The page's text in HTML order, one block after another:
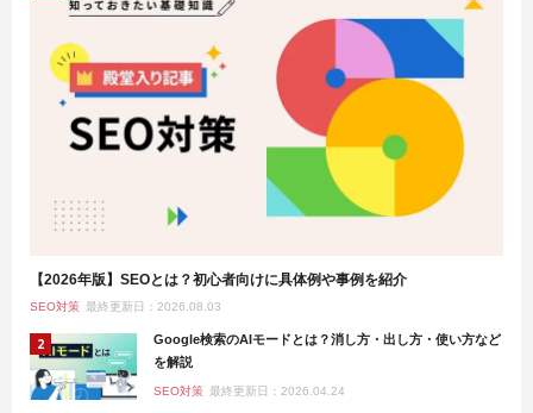
【2026年版】SEOとは？初心者向けに具体例や事例を紹介
SEO対策 最終更新日：2026.08.03
Google検索のAIモードとは？消し方・出し方・使い方など
を解説
SEO対策 最終更新日：2026.04.24